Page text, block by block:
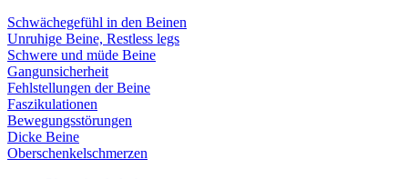
Schwächegefühl in den Beinen
Unruhige Beine, Restless legs
Schwere und müde Beine
Gangunsicherheit
Fehlstellungen der Beine
Faszikulationen
Bewegungsstörungen
Dicke Beine
Oberschenkelschmerzen